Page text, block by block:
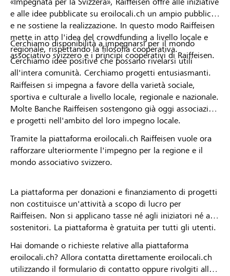
e alle idee pubblicate su eroilocali.ch un ampio pubblico
e ne sostiene la realizzazione. In questo modo Raiffeisen
mette in atto l'idea del crowdfunding a livello locale e
regionale, rispettando la filosofia cooperativa.
Cerchiamo idee positive che possano rivelarsi utili
all'intera comunità. Cerchiamo progetti entusiasmanti.
Cerchiamo disponibilità a impegnarsi per il mondo
associativo svizzero e i principi cooperativi di Raiffeisen.
Raiffeisen si impegna a favore della varietà sociale,
sportiva e culturale a livello locale, regionale e nazionale.
Molte Banche Raiffeisen sostengono già oggi associazioni
e progetti nell'ambito del loro impegno locale.
Tramite la piattaforma eroilocali.ch Raiffeisen vuole ora
rafforzare ulteriormente l'impegno per la regione e il
mondo associativo svizzero.
La piattaforma per donazioni e finanziamento di progetti
non costituisce un'attività a scopo di lucro per
Raiffeisen. Non si applicano tasse né agli iniziatori né ai
sostenitori. La piattaforma è gratuita per tutti gli utenti.
Hai domande o richieste relative alla piattaforma
eroilocali.ch? Allora contatta direttamente eroilocali.ch
utilizzando il formulario di contatto oppure rivolgiti alla